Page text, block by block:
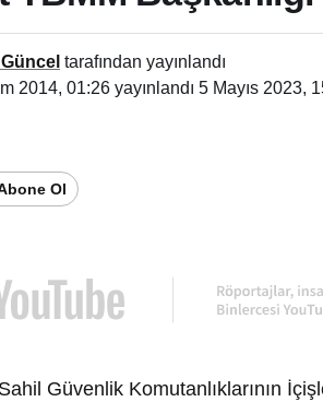
tarafından yayınlandı
2014, 01:26 yayınlandı 5 Mayıs 2023,
Ol
Güvenlik Komutanlıklarının